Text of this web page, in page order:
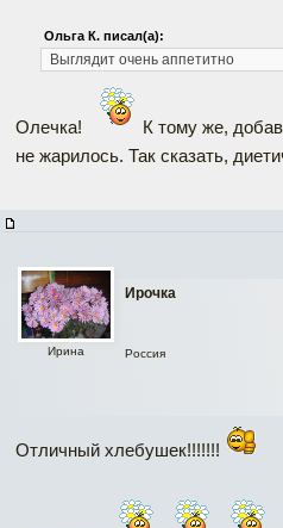
Ольга К. писал(а):
Выглядит очень аппетитно
Олечка!
К тому же,
не жарилось. Так сказать,
Ирочка
Ирина Россия
Отличный хлебушек!!!!!!!